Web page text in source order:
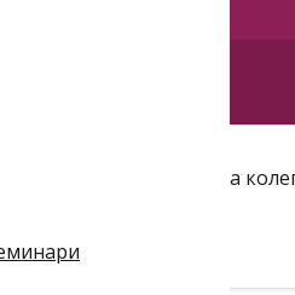
по позиву заједно са